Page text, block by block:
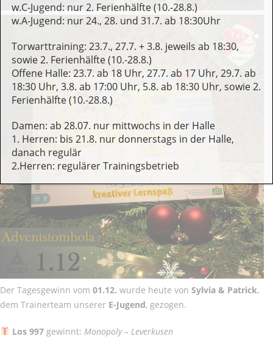
Der Tagesgewinn vom 01.12. wurde heute von Sylvia & Patrick,
dem Trainerteam unserer E-Jugend, gezogen.
Los 997gewinnt: Monopoly – Leverkusen
w.C-Jugend: nur 2. Ferienhälfte (10.-28.8.)
w.A-Jugend: nur 24., 28. und 31.7. ab 18:30Uhr
Torwarttraining: 23.7., 27.7. + 3.8. jeweils ab 18:30,
sowie 2. Ferienhälfte (10.-28.8.)
Offene Halle: 23.7. ab 18 Uhr, 27.7. ab 17 Uhr, 29.7. ab
18:30 Uhr, 3.8. ab 17:00 Uhr, 5.8. ab 18:30 Uhr, sowie 2.
Ferienhälfte (10.-28.8.)
Damen: ab 28.07. nur mittwochs in der Halle
1. Herren: bis 21.8. nur donnerstags in der Halle,
danach regulär
2.Herren: regulärer Trainingsbetrieb